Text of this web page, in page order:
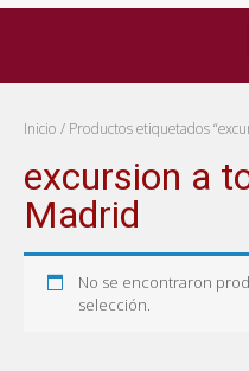
Inicio / Productos etiquetados
excursion a
Madrid
No se encontraron
selección.